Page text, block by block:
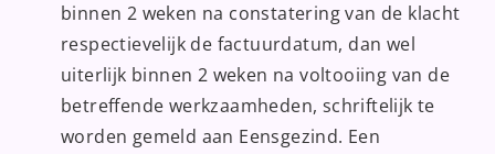
binnen 2 weken na constatering van de klacht
respectievelijk de factuurdatum, dan wel
uiterlijk binnen 2 weken na voltooiing van de
betreffende werkzaamheden, schriftelijk te
worden gemeld aan Eensgezind. Een